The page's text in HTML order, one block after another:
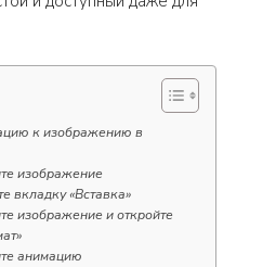
к изображению в
изображение
вкладку «Вставка»
изображение и откройте
анимацию